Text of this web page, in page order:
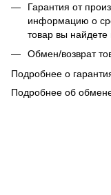
Гарантия от
информацию о
товар вы найдете
Обмен/возврат
Подробнее о
Подробнее об